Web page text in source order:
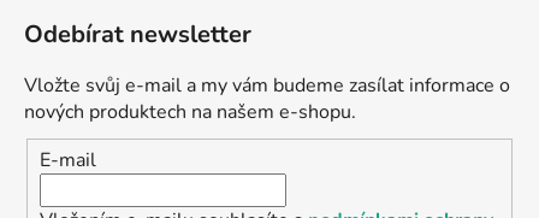
Odebírat newsletter
Vložte svůj e-mail a my vám budeme zasílat informace o
nových produktech na našem e-shopu.
E-mail